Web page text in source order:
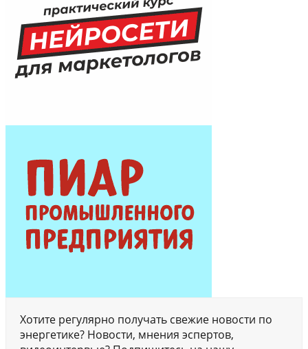
Хотите регулярно получать свежие новости по
энергетике? Новости, мнения эспертов,